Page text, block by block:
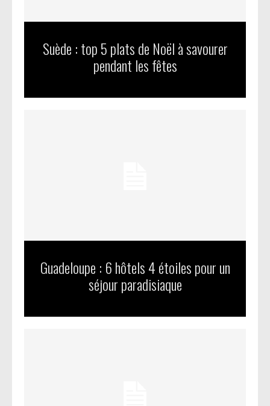
Suède : top 5 plats de Noël à savourer
pendant les fêtes
Guadeloupe : 6 hôtels 4 étoiles pour un
séjour paradisiaque